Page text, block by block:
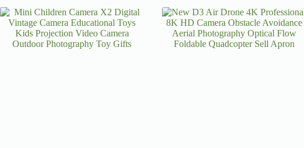
$23.60
–
$23.95
帯:
$12.37
–
$14.53